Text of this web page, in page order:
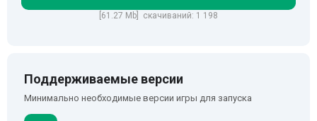
[61.27 Mb] скачиваний: 1 198
Поддерживаемые версии
Минимально необходимые версии игры для запуска